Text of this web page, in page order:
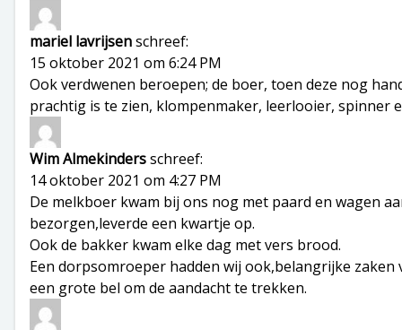
mariel lavrijsenschreef:
15 oktober 2021 om 6:24 PM
Ook verdwenen beroepen; de boer, toen deze nog
prachtig is te zien, klompenmaker, leerlooier, spinner
Wim Almekindersschreef:
14 oktober 2021 om 4:27 PM
De melkboer kwam bij ons nog met paard en wagen
bezorgen,leverde een kwartje op.
Ook de bakker kwam elke dag met vers brood.
Een dorpsomroeper hadden wij ook,belangrijke
een grote bel om de aandacht te trekken.